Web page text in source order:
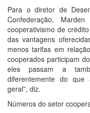
Para o diretor de
Confederação,
cooperativismo de
das vantagens
menos tarifas em
cooperados participam
eles passam a
diferentemente do que
geral”, diz.
Números do setor